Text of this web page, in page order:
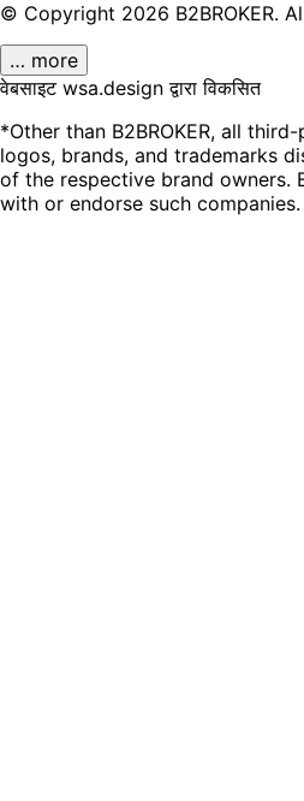
© Copyright 2026 B2BROKER.
… more
वेबसाइट wsa.design द्वारा विकसित
*Other than B2BROKER, all
logos, brands, and trademarks
of the respective brand owners.
with or endorse such companies.